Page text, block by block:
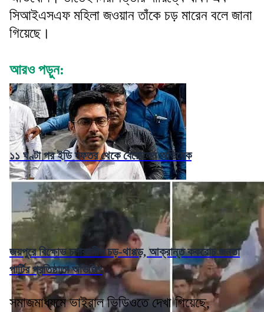
সিআইএসএফ মহিলা জওয়ান তাঁকে চড় মারেন বলে জানা
গিয়েছে।
আরও পড়ুন:
১১ ঘণ্টা পর ইডি দফতর থেকে বেরোলেন অভিষেক
জয়পুরে বিক্ষোভ চলাকালীন চড়-থাপ্পড়, আক্রান্ত ককরোচ জনতা
পার্টির প্রতিষ্ঠাতা অভিজিৎ
সমাজমাধ্যমে ভাইরাল ভিডিওতে দেখা গিয়েছে,